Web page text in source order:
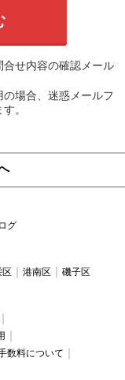
せ内容の確認メール
場合、迷惑メールフ
。
グ
区 港南区 磯子区
数料について